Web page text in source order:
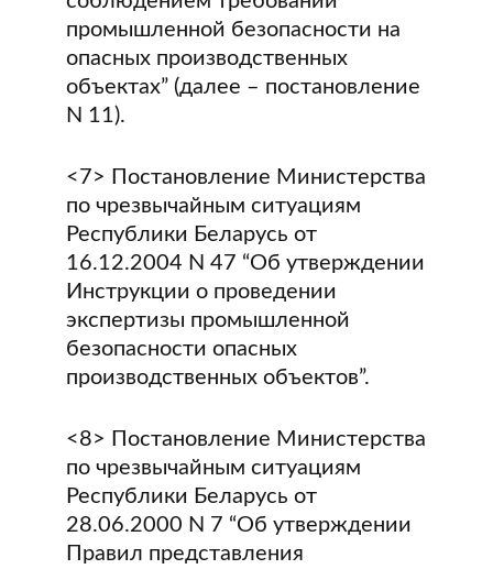
промышленной безопасности на
опасных производственных
объектах” (далее – постановление
N 11).
<7> Постановление Министерства
по чрезвычайным ситуациям
Республики Беларусь от
16.12.2004 N 47 “Об утверждении
Инструкции о проведении
экспертизы промышленной
безопасности опасных
производственных объектов”.
<8> Постановление Министерства
по чрезвычайным ситуациям
Республики Беларусь от
28.06.2000 N 7 “Об утверждении
Правил представления